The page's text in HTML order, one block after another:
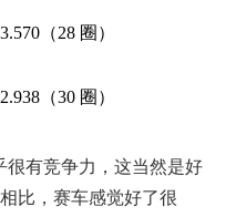
（28 圈）
（30 圈）
很有竞争力，这当然是好
比，赛车感觉好了很